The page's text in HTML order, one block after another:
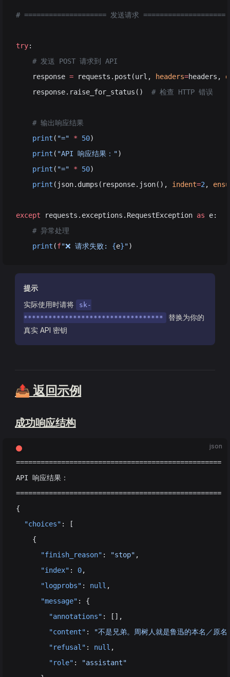
# ==================== 发送请求 ====================
try:
    # 发送 POST 请求到 API
    response
= requests.post(url, headers=headers,
    response.raise_for_status()
# 检查 HTTP 错误
    # 输出响应结果
    print
( "=" * 50)
    print
( "API 响应结果：")
    print
( "=" * 50)
    print
(json.dumps(response.json(), indent=2 ,
except requests.exceptions.RequestException as e:
    # 异常处理
    print
(f"❌ 请求失败: {e}")
提示
实际使用时请将
sk-
**********************************
替换为你的
真实 API 密钥
📤 返回示例
成功响应结构
json
==================================================
API 响应结果：
==================================================
{
  "choices"
: [
    {
      "finish_reason"
: "stop" ,
      "index"
: 0,
      "logprobs"
: null ,
      "message"
: {
        "annotations"
: [],
        "content"
:
"不是兄弟。周树人就是鲁迅的本名／原
        "refusal"
: null ,
        "role"
:
"assistant"